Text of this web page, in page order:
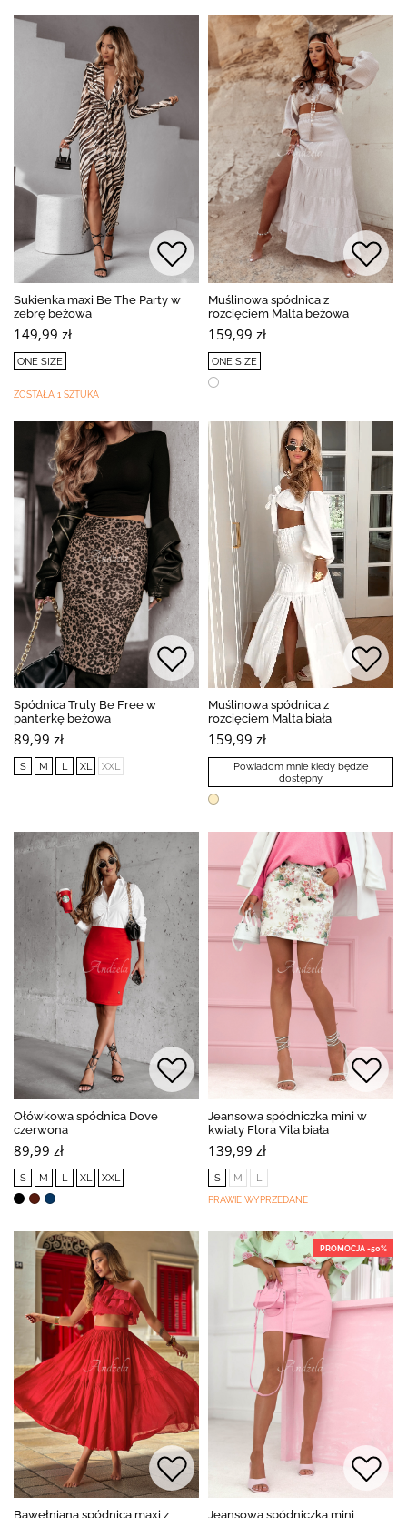
Sukienka maxi Be The Party w
zebrę beżowa
149,99 zł
ONE SIZE
ZOSTAŁA 1 SZTUKA
Muślinowa spódnica z
rozcięciem Malta beżowa
159,99 zł
ONE SIZE
Spódnica Truly Be Free w
panterkę beżowa
89,99 zł
S M L XL XXL
Muślinowa spódnica z
rozcięciem Malta biała
159,99 zł
Powiadom mnie kiedy będzie
dostępny
Ołówkowa spódnica Dove
czerwona
89,99 zł
S M L XL XXL
Jeansowa spódniczka mini w
kwiaty Flora Vila biała
139,99 zł
S M L
PRAWIE WYPRZEDANE
Bawełniana spódnica maxi z
PROMOCJA -50%
Jeansowa spódniczka mini